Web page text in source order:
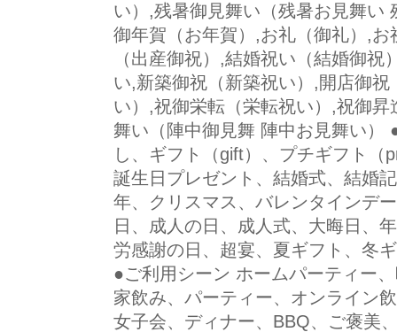
い）,残暑御見舞い（残暑お見舞い
御年賀（お年賀）,お礼（御礼）,
（出産御祝）,結婚祝い（結婚御
い,新築御祝（新築祝い）,開店御
い）,祝御栄転（栄転祝い）,祝御
舞い（陣中御見舞 陣中お見舞い）
し、ギフト（gift）、プチギフト
誕生日プレゼント、結婚式、結婚
年、クリスマス、バレンタインデ
日、成人の日、成人式、大晦日、
労感謝の日、超宴、夏ギフト、冬
●ご利用シーン ホームパーティー
家飲み、パーティー、オンライン
女子会、ディナー、BBQ、ご褒美